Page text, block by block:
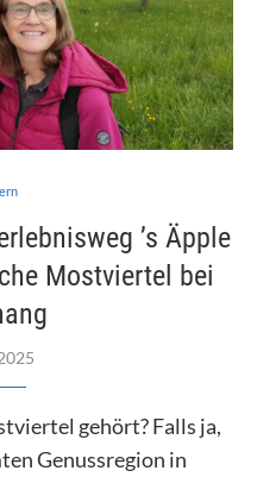
’s Äpple
Mostviertel bei
gehört? Falls ja,
Genussregion in